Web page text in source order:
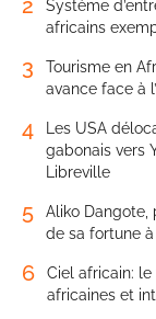
2
Système
africains
3
Tourisme en
avance face à
4
Les USA
gabonais vers
Libreville
5
Aliko Dangote,
de sa fortune
6
Ciel africain:
africaines et